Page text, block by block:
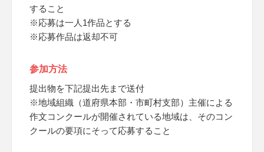
すること
※応募は一人1作品とする
※応募作品は返却不可
参加方法
提出物を下記提出先まで送付
※地域組織（道府県本部・市町村支部）主催による
作文コンクールが開催されている地域は、そのコン
クールの要項にそって応募すること